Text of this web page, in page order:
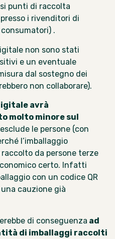
punti di raccolta
i rivenditori di
.
non sono stati
e un eventuale
dal sostegno dei
non collaborare).
avrà
molto minore sul
le persone (con
l’imballaggio
da persone terze
certo. Infatti
con un codice QR
cauzione già
di conseguenza ad
di imballaggi raccolti